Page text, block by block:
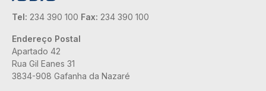
Tel: 234 390 100 Fax: 234 390 100
Endereço Postal
Apartado 42
Rua Gil Eanes 31
3834-908 Gafanha da Nazaré